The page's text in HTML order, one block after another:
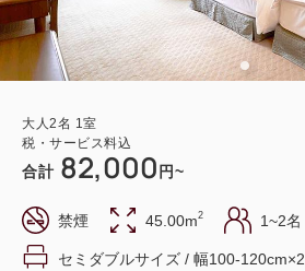
大人2名 1室
税・サービス料込
合計 82,000 円~
禁煙 45.00m2 1~2名
セミダブルサイズ / 幅100-120cm×2